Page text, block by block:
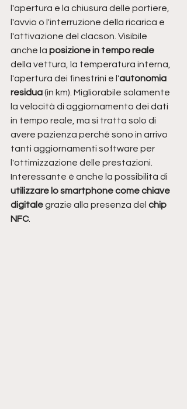
l'apertura e la chiusura delle portiere,
l'avvio o l'interruzione della ricarica e
l'attivazione del clacson. Visibile
anche la posizione in tempo reale
della vettura, la temperatura interna,
l'apertura dei finestrini e l'autonomia
residua (in km). Migliorabile solamente
la velocità di aggiornamento dei dati
in tempo reale, ma si tratta solo di
avere pazienza perché sono in arrivo
tanti aggiornamenti software per
l'ottimizzazione delle prestazioni.
Interessante è anche la possibilità di
utilizzare lo smartphone come chiave
digitale grazie alla presenza del chip
NFC.